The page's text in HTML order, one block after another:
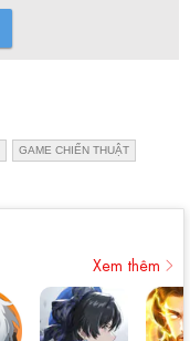
GAME CHIẾN THUẬT
Xem thêm